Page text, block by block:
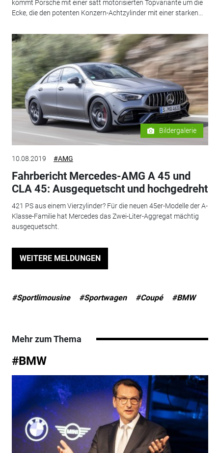
kommt Porsche mit einer satt motorisierten Topvariante um die
Ecke, die den potenten Konzern-Achtzylinder mit einer starken...
Bildergalerie
10.08.2019 #AMG
Fahrbericht Mercedes-AMG A 45 und
CLA 45: Ausgequetscht und hochgedreht
421 PS aus einem Vierzylinder? Für die neuen 45er-Modelle der A-
Klasse-Familie hat Mercedes das Zwei-Liter-Aggregat mächtig
ausgequetscht.
WEITERE MELDUNGEN
#Sportlimousine #Sportwagen #Coupé #BMW
Mehr zum Thema
#BMW